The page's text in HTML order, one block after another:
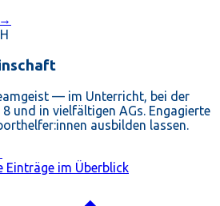
— im Unterricht, bei der
und in vielfältigen AGs. Engagierte
ausbilden lassen.
Einträge im Überblick